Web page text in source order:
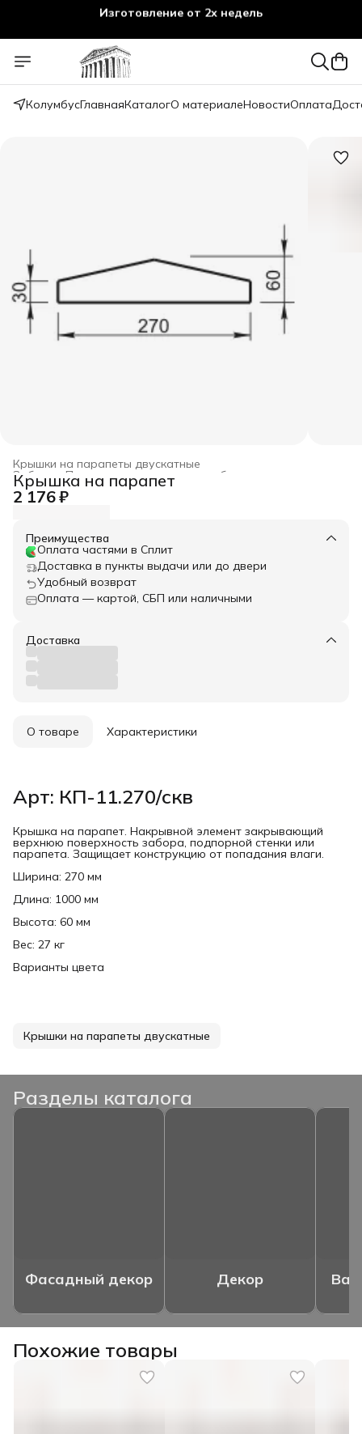
Изготовление от 2х недель
КолумбусГлавнаяКаталогО материалеНовостиОплата
Крышки на парапеты двускатные
Парапетные крышки для забора
Забор
Весь архитектурный декор
Главная ›
Крышка на парапет
2 176 ₽
Преимущества
Оплата частями в Сплит
Доставка в пункты выдачи или до двери
Удобный возврат
Оплата — картой, СБП или наличными
Доставка
О товаре Характеристики
Арт: КП-11.270/скв
Крышка на парапет. Накрывной элемент закрывающий
верхнюю поверхность забора, подпорной стенки или
парапета. Защищает конструкцию от попадания влаги.
Ширина: 270 мм
Длина: 1000 мм
Высота: 60 мм
Вес: 27 кг
Варианты цвета
Крышки на парапеты двускатные
Разделы каталога
Фасадный декор Декор
Похожие товары